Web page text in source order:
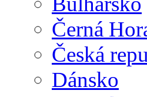
Černá
Česká
Dánsko